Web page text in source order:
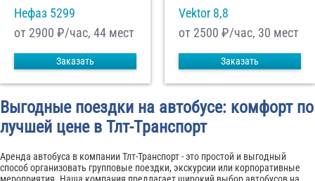
Нефаз 5299
от 2900 ₽/час, 44 мест
Заказать
Vektor 8,8
от 2500 ₽/час, 30 мест
Заказать
Выгодные поездки на автобусе: комфорт по
лучшей цене в Тлт-Транспорт
Аренда автобуса в компании Тлт-Транспорт - это простой и выгодный
способ организовать групповые поездки, экскурсии или корпоративные